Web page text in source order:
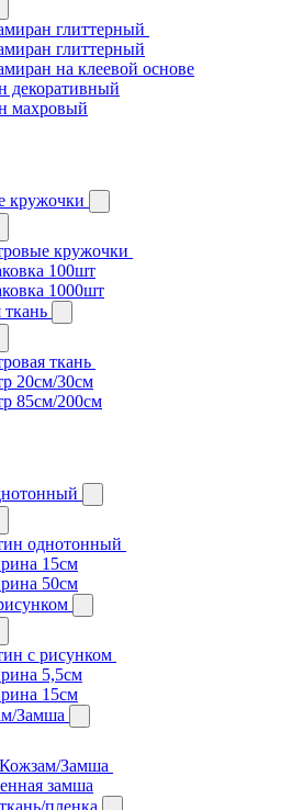
глиттерный
глиттерный
на клеевой основе
декоративный
махровый
кружочки
кружочки
100шт
1000шт
ткань
20см/30см
85см/200см
однотонный
15см
50см
с рисунком
5,5см
15см
Замша
Замша
замша
пленка